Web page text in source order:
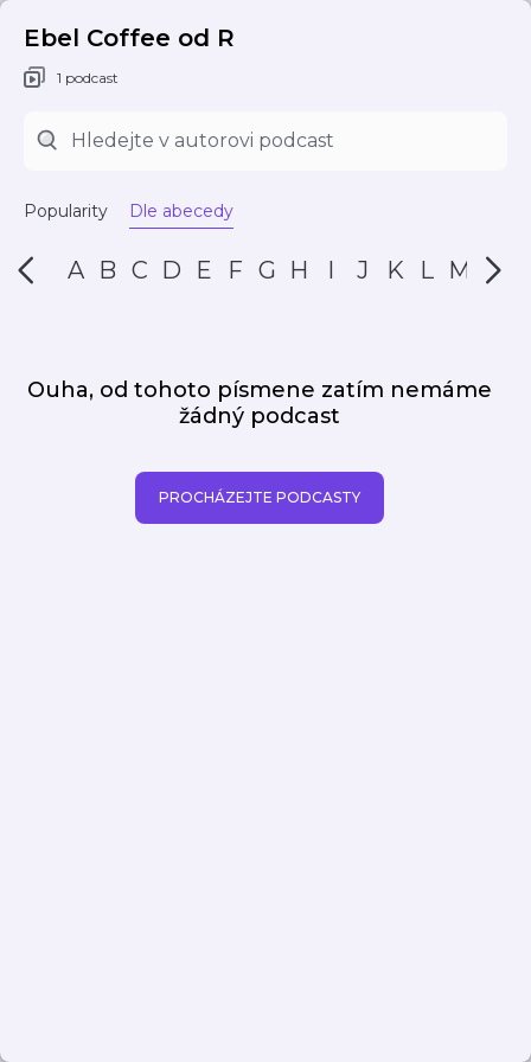
Ebel Coffee od R
1 podcast
Popularity Dle abecedy
A B C D E F G H I J K L M N
Ouha, od tohoto písmene zatím nemáme
žádný podcast
PROCHÁZEJTE PODCASTY